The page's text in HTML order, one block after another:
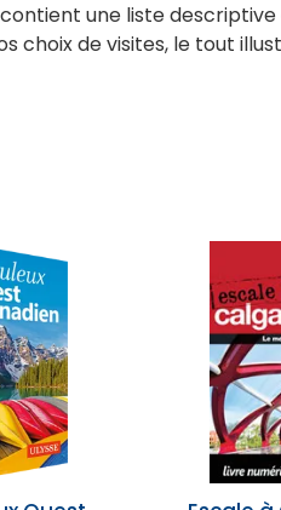
une liste
choix de visites, le tout